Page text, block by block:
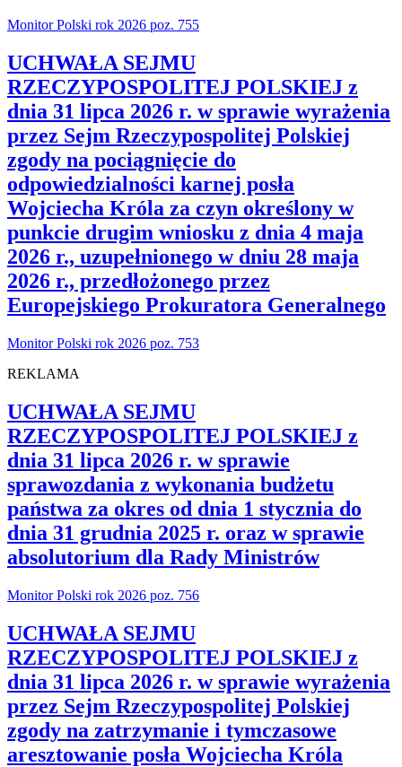
Monitor Polski rok 2026 poz. 755
UCHWAŁA SEJMU
RZECZYPOSPOLITEJ POLSKIEJ z
dnia 31 lipca 2026 r. w sprawie wyrażenia
przez Sejm Rzeczypospolitej Polskiej
zgody na pociągnięcie do
odpowiedzialności karnej posła
Wojciecha Króla za czyn określony w
punkcie drugim wniosku z dnia 4 maja
2026 r., uzupełnionego w dniu 28 maja
2026 r., przedłożonego przez
Europejskiego Prokuratora Generalnego
Monitor Polski rok 2026 poz. 753
REKLAMA
UCHWAŁA SEJMU
RZECZYPOSPOLITEJ POLSKIEJ z
dnia 31 lipca 2026 r. w sprawie
sprawozdania z wykonania budżetu
państwa za okres od dnia 1 stycznia do
dnia 31 grudnia 2025 r. oraz w sprawie
absolutorium dla Rady Ministrów
Monitor Polski rok 2026 poz. 756
UCHWAŁA SEJMU
RZECZYPOSPOLITEJ POLSKIEJ z
dnia 31 lipca 2026 r. w sprawie wyrażenia
przez Sejm Rzeczypospolitej Polskiej
zgody na zatrzymanie i tymczasowe
aresztowanie posła Wojciecha Króla